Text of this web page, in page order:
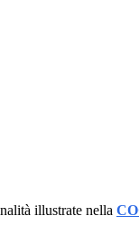
illustrate nella